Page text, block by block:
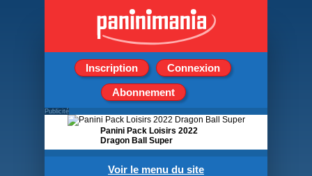
Inscription Connexion
Abonnement
Voir le menu du site
Publicité
Panini Pack Loisirs 2022
Dragon Ball Super